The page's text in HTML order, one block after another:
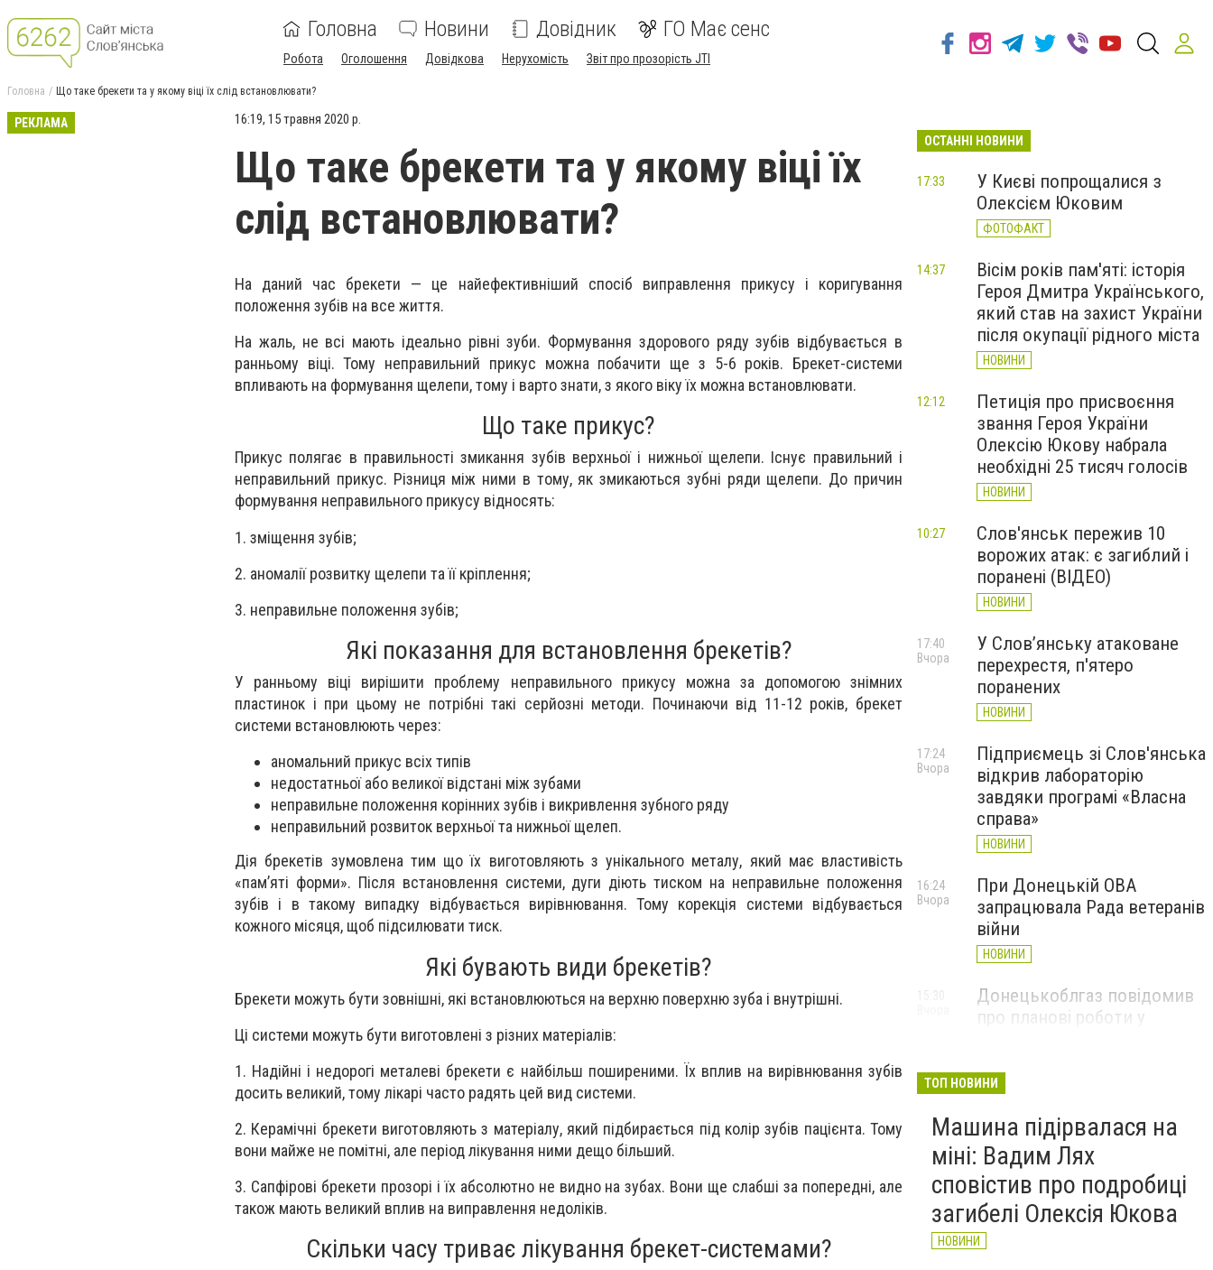
Головна Новини Довідник ГО Має сенс
Робота Оголошення Довідкова Нерухомість Звіт про прозорість JTI
Головна Що таке брекети та у якому віці їх слід встановлювати?
РЕКЛАМА 16:19, 15 травня 2020 р.
Що таке брекети та у якому віці їх
слід встановлювати?
На даний час брекети — це найефективніший спосіб виправлення прикусу і коригування
положення зубів на все життя.
На жаль, не всі мають ідеально рівні зуби. Формування здорового ряду зубів відбувається в
ранньому віці. Тому неправильний прикус можна побачити ще з 5-6 років. Брекет-системи
впливають на формування щелепи, тому і варто знати, з якого віку їх можна встановлювати.
Що таке прикус?
Прикус полягає в правильності змикання зубів верхньої і нижньої щелепи. Існує правильний і
неправильний прикус. Різниця між ними в тому, як змикаються зубні ряди щелепи. До причин
формування неправильного прикусу відносять:
1. зміщення зубів;
2. аномалії розвитку щелепи та її кріплення;
3. неправильне положення зубів;
Які показання для встановлення брекетів?
У ранньому віці вирішити проблему неправильного прикусу можна за допомогою знімних
пластинок і при цьому не потрібні такі серйозні методи. Починаючи від 11-12 років, брекет
системи встановлюють через:
аномальний прикус всіх типів
недостатньої або великої відстані між зубами
неправильне положення корінних зубів і викривлення зубного ряду
неправильний розвиток верхньої та нижньої щелеп.
Дія брекетів зумовлена тим що їх виготовляють з унікального металу, який має властивість
«пам’яті форми». Після встановлення системи, дуги діють тиском на неправильне положення
зубів і в такому випадку відбувається вирівнювання. Тому корекція системи відбувається
кожного місяця, щоб підсилювати тиск.
Які бувають види брекетів?
Брекети можуть бути зовнішні, які встановлюються на верхню поверхню зуба і внутрішні.
Ці системи можуть бути виготовлені з різних матеріалів:
1. Надійні і недорогі металеві брекети є найбільш поширеними. Їх вплив на вирівнювання зубів
досить великий, тому лікарі часто радять цей вид системи.
2. Керамічні брекети виготовляють з матеріалу, який підбирається під колір зубів пацієнта. Тому
вони майже не помітні, але період лікування ними дещо більший.
3. Сапфірові брекети прозорі і їх абсолютно не видно на зубах. Вони ще слабші за попередні, але
також мають великий вплив на виправлення недоліків.
Скільки часу триває лікування брекет-системами?
ОСТАННІ НОВИНИ
У Києві попрощалися з
Олексієм Юковим
ФОТОФАКТ
17:33
Вісім років пам'яті: історія
Героя Дмитра Українського,
який став на захист України
після окупації рідного міста
НОВИНИ
14:37
Петиція про присвоєння
звання Героя України
Олексію Юкову набрала
необхідні 25 тисяч голосів
НОВИНИ
12:12
Слов'янськ пережив 10
ворожих атак: є загиблий і
поранені (ВІДЕО)
НОВИНИ
10:27
У Слов’янську атаковане
перехрестя, п'ятеро
поранених
НОВИНИ
17:40
Вчора
Підприємець зі Слов'янська
відкрив лабораторію
завдяки програмі «Власна
справа»
НОВИНИ
17:24
Вчора
При Донецькій ОВА
запрацювала Рада ветеранів
війни
НОВИНИ
16:24
Вчора
Донецькоблгаз повідомив
про планові роботи у
НОВИНИ
15:30
ТОП НОВИНИ
Машина підірвалася на
міні: Вадим Лях
сповістив про подробиці
загибелі Олексія Юкова
НОВИНИ